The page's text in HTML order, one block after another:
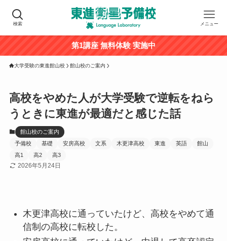
検索 メニュー
第1講座 無料体験 実施中
大学受験の東進館山校 館山校のご案内
高校をやめた人が大学受験で逆転をねら
うときに東進が最適だと感じた話
館山校のご案内
予備校
基礎 安房高校 文系 木更津高校 東進 英語
館山
高1
高2 高3
2026年5月24日
木更津高校に通っていたけど、高校をやめて通
信制の高校に転校した。